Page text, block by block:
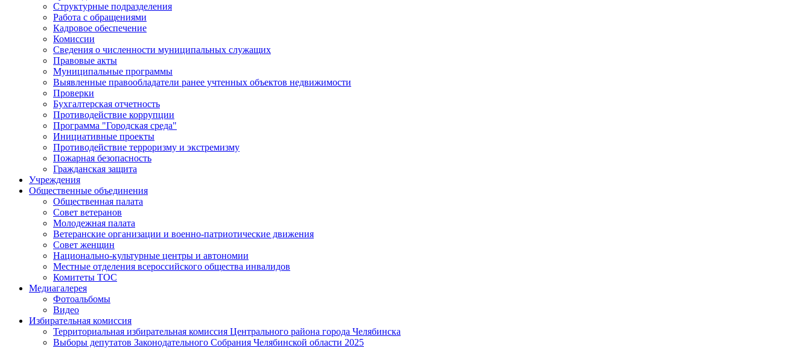
Структурные подразделения
Работа с обращениями
Кадровое обеспечение
Комиссии
Сведения о численности муниципальных служащих
Правовые акты
Муниципальные программы
Выявленные правообладатели ранее учтенных объектов недвижимости
Проверки
Бухгалтерская отчетность
Противодействие коррупции
Программа "Городская среда"
Инициативные проекты
Противодействие терроризму и экстремизму
Пожарная безопасность
Гражданская защита
Учреждения
Общественные объединения
Общественная палата
Совет ветеранов
Молодежная палата
Ветеранские организации и военно-патриотические движения
Совет женщин
Национально-культурные центры и автономии
Местные отделения всероссийского общества инвалидов
Комитеты ТОС
Медиагалерея
Фотоальбомы
Видео
Избирательная комиссия
Территориальная избирательная комиссия Центрального района города Челябинска
Выборы депутатов Законодательного Собрания Челябинской области 2025